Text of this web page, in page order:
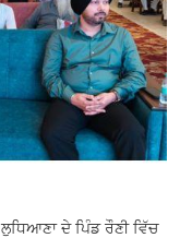
ਦੇ ਪਿੰਡ ਰੌਣੀ ਵਿੱਚ